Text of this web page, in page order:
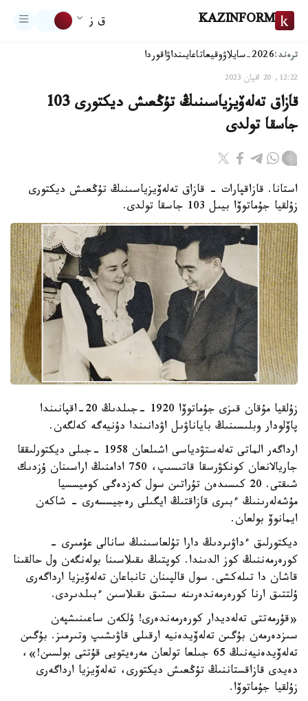
KAZINFORM ق ز
ترەند:2026-سايلاۋ وقيعاتاعايىنداۋاقوردا
12:22, 20 اقپان 2023
قازاق تەلەۆيزياسىنىڭ تۇڭعىش ديكتورى 103
جاسقا تولدى
استانا. قازاقپارات - قازاق تەلەۆيزياسىنىڭ تۇڭعىش ديكتورى
زۇلقيا جۇماتوۆا بيىل 103 جاسقا تولدى.
زۇلقيا مۇقان قىزى جۇماتوۆا 1920 -جىلدىڭ 20-اقپانىندا
پاۆلودار وبلىسىنىڭ باياناۋىل اۋدانىندا دۇنيەگە كەلگەن.
ارداگەر الماتى تەلەستۋدياسى اشىلعان 1958 -جىلى ديكتورلىققا
جاريالانعان كونكۋرسقا قاتىسىپ، 750 ادامنىڭ اراسىنان ۇزدىك
شىقتى. 20 كىسىدەن تۇراتىن سول كەزدەگى كوميسسيا
مۇشەلەرىنىڭ ءبىرى قازاقتىڭ ايگىلى رەجيسسەرى - شاكەن
ايمانوۆ بولعان.
ديكتورلىق ءداۋىردىڭ دارا تۇلعاسىنىڭ سانالى عۇمىرى -
كورەرمەننىڭ كوز الدىندا. كوپتىڭ ىقىلاسىنا بولەنگەن ول حالقىنا
قاشان دا تىلەكشى. سول قالپىنان تانباعان تەلەۆيزيا ارداگەرى
ۇلتتىق ارنا كورەرمەندەرىنە ىستىق ىقىلاسىن ءبىلدىردى.
«قۇرمەتتى تەلەديدار كورەرمەندەرى! ۇلكەن ساعىنىشپەن
سىزدەرمەن بۇگىن تەلەۆيدەنيە ارقىلى قاۋىشىپ وتىرمىز. بۇگىن
تەلەۆيدەنيەنىڭ 65 جىلعا تولعان مەرەيتويى قۇتتى بولسىن!»،
دەيدى قازاقستاننىڭ تۇڭعىش ديكتورى، تەلەۆيزيا ارداگەرى
زۇلقيا جۇماتوۆا.